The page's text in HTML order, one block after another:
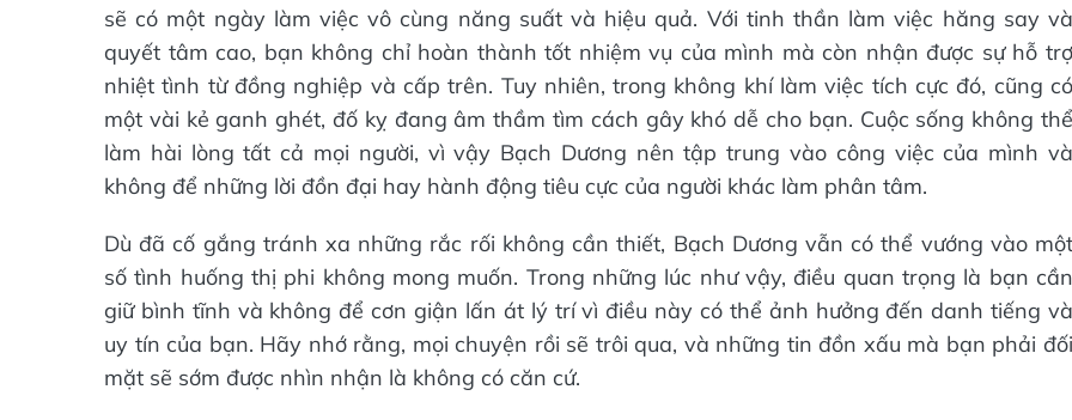
sẽ có một ngày làm việc vô cùng năng suất và hiệu quả. Với tinh thần làm việc hăng say và
quyết tâm cao, bạn không chỉ hoàn thành tốt nhiệm vụ của mình mà còn nhận được sự hỗ trợ
nhiệt tình từ đồng nghiệp và cấp trên. Tuy nhiên, trong không khí làm việc tích cực đó, cũng có
một vài kẻ ganh ghét, đố kỵ đang âm thầm tìm cách gây khó dễ cho bạn. Cuộc sống không thể
làm hài lòng tất cả mọi người, vì vậy Bạch Dương nên tập trung vào công việc của mình và
không để những lời đồn đại hay hành động tiêu cực của người khác làm phân tâm.
Dù đã cố gắng tránh xa những rắc rối không cần thiết, Bạch Dương vẫn có thể vướng vào một
số tình huống thị phi không mong muốn. Trong những lúc như vậy, điều quan trọng là bạn cần
giữ bình tĩnh và không để cơn giận lấn át lý trí vì điều này có thể ảnh hưởng đến danh tiếng và
uy tín của bạn. Hãy nhớ rằng, mọi chuyện rồi sẽ trôi qua, và những tin đồn xấu mà bạn phải đối
mặt sẽ sớm được nhìn nhận là không có căn cứ.